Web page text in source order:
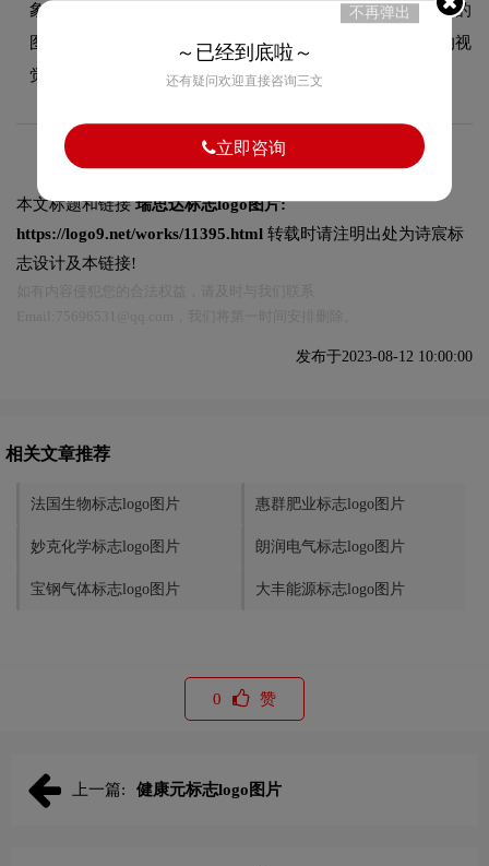
象，适合商务及科技领域定位。这种色彩选择既传递了品牌的
图形设计美学，又能有效吸引目标受众，使标志具有较强的视
觉辨识度。
本文标题和链接瑞思达标志logo图片:
https://logo9.net/works/11395.html 转载时请注明出处为诗宸标
志设计及本链接!
发布于2023-08-12 10:00:00
相关文章推荐
法国生物标志logo图片 惠群肥业标志logo图片
妙克化学标志logo图片 朗润电气标志logo图片
宝钢气体标志logo图片 大丰能源标志logo图片
0 赞
上一篇: 健康元标志logo图片
不再弹出
～已经到底啦～
还有疑问欢迎直接咨询三文
立即咨询